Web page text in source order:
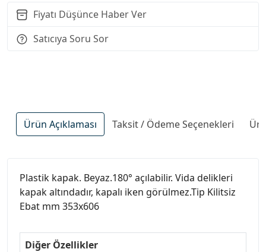
Fiyatı Düşünce Haber Ver
Satıcıya Soru Sor
Ürün Açıklaması Taksit / Ödeme Seçenekleri
Plastik kapak. Beyaz.180° açılabilir. Vida delikleri
kapak altındadır, kapalı iken görülmez.Tip Kilitsiz
Ebat mm 353x606
Diğer Özellikler